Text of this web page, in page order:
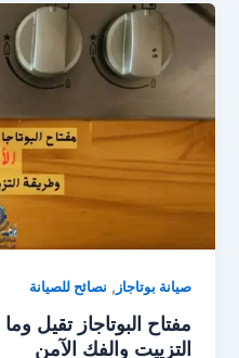
صيانة بوتاجاز , نصائح للصيانة
مفتاح البوتاجاز تقيل
التزييت والفك الآمن